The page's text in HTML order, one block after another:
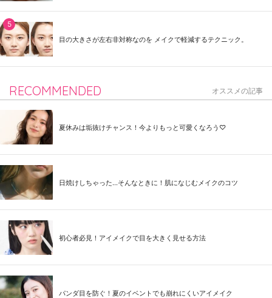
目の大きさが左右非対称なのを メイクで軽減するテクニック。
RECOMMENDED オススメの記事
夏休みは垢抜けチャンス！今よりもっと可愛くなろう♡
日焼けしちゃった...そんなときに！肌になじむメイクのコツ
初心者必見！アイメイクで目を大きく見せる方法
パンダ目を防ぐ！夏のイベントでも崩れにくいアイメイク